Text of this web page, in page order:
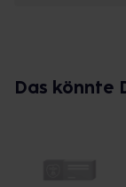
Das könnte